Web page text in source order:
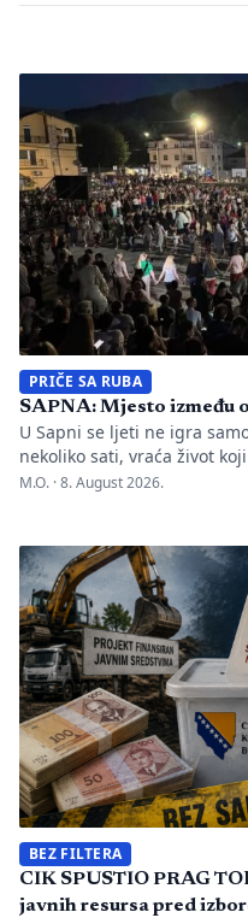
PRIČE SA RUBA
SAPNA: Mjesto između
U Sapni se ljeti ne igra
nekoliko sati, vraća život
Evropi. Dva puta sedmično,
kraja. Neki su došli iz […]
M.O. ·8. August 2026.
BEZ FILTERA
CIK SPUSTIO PRAG
javnih resursa pred